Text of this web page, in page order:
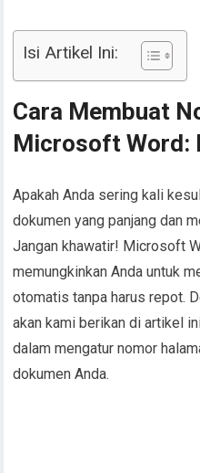
Isi Artikel Ini:
Cara Membuat
Microsoft Word:
Apakah Anda sering kali
dokumen yang panjang dan
Jangan khawatir! Microsoft
memungkinkan Anda untuk
otomatis tanpa harus repot.
akan kami berikan di artikel
dalam mengatur nomor
dokumen Anda.